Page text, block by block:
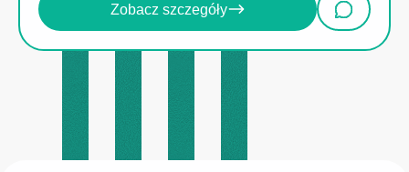
Zobacz szczegóły